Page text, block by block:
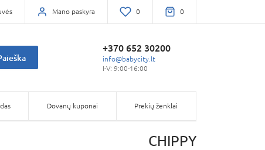
Mano paskyra 0 0
+370 652 30200
info@babycity.lt
I-V: 9:00-16:00
Dovanų kuponai Prekių ženklai
CHIPPY